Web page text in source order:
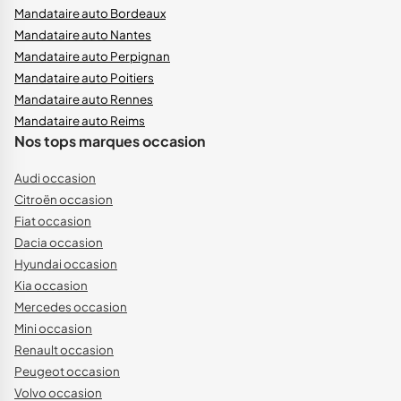
Mandataire auto Bordeaux
Mandataire auto Nantes
Mandataire auto Perpignan
Mandataire auto Poitiers
Mandataire auto Rennes
Mandataire auto Reims
Nos tops marques occasion
Audi occasion
Citroën occasion
Fiat occasion
Dacia occasion
Hyundai occasion
Kia occasion
Mercedes occasion
Mini occasion
Renault occasion
Peugeot occasion
Volvo occasion